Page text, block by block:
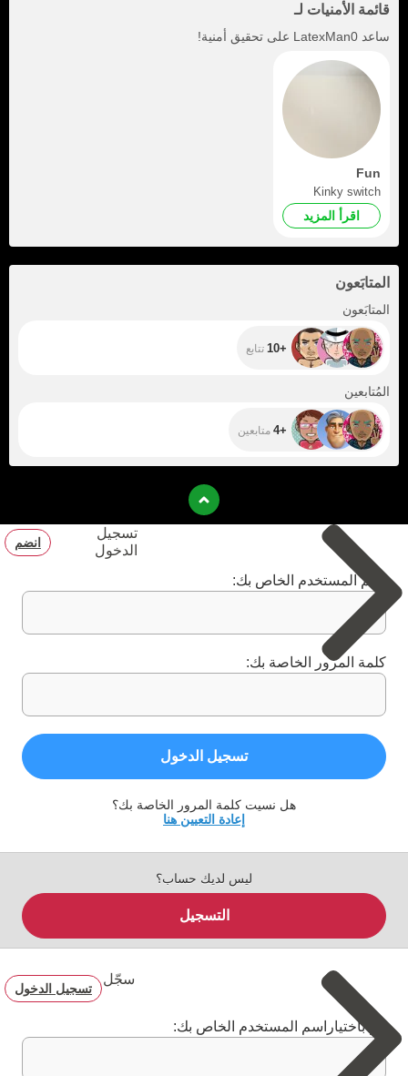
قائمة الأمنيات لـ
ساعد LatexMan0 على تحقيق أمنية!
Fun
Kinky switch
اقرأ المزيد
المتابَعون
المتابَعون
+10 تتابع
المُتابعين
+4 متابعين
تسجيل
الدخول
انضم
اسم المستخدم الخاص بك:
كلمة المرور الخاصة بك:
تسجيل الدخول
هل نسيت كلمة المرور الخاصة بك؟
إعادة التعيين هنا
ليس لديك حساب؟
التسجيل
سجّل
تسجيل الدخول
قم باختياراسم المستخدم الخاص بك: